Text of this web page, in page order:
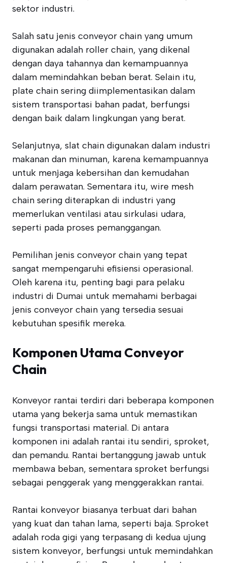
sektor industri.
Salah satu jenis conveyor chain yang umum
digunakan adalah roller chain, yang dikenal
dengan daya tahannya dan kemampuannya
dalam memindahkan beban berat. Selain itu,
plate chain sering diimplementasikan dalam
sistem transportasi bahan padat, berfungsi
dengan baik dalam lingkungan yang berat.
Selanjutnya, slat chain digunakan dalam industri
makanan dan minuman, karena kemampuannya
untuk menjaga kebersihan dan kemudahan
dalam perawatan. Sementara itu, wire mesh
chain sering diterapkan di industri yang
memerlukan ventilasi atau sirkulasi udara,
seperti pada proses pemanggangan.
Pemilihan jenis conveyor chain yang tepat
sangat mempengaruhi efisiensi operasional.
Oleh karena itu, penting bagi para pelaku
industri di Dumai untuk memahami berbagai
jenis conveyor chain yang tersedia sesuai
kebutuhan spesifik mereka.
Komponen Utama Conveyor
Chain
Konveyor rantai terdiri dari beberapa komponen
utama yang bekerja sama untuk memastikan
fungsi transportasi material. Di antara
komponen ini adalah rantai itu sendiri, sproket,
dan pemandu. Rantai bertanggung jawab untuk
membawa beban, sementara sproket berfungsi
sebagai penggerak yang menggerakkan rantai.
Rantai konveyor biasanya terbuat dari bahan
yang kuat dan tahan lama, seperti baja. Sproket
adalah roda gigi yang terpasang di kedua ujung
sistem konveyor, berfungsi untuk memindahkan